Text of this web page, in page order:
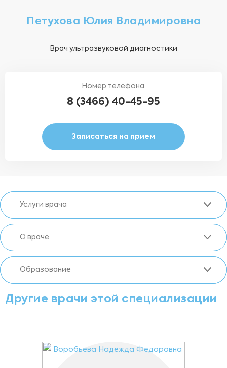
Петухова Юлия Владимировна
Врач ультразвуковой диагностики
Номер телефона:
8 (3466) 40-45-95
Записаться на прием
Услуги врача
О враче
Образование
Другие врачи этой специализации